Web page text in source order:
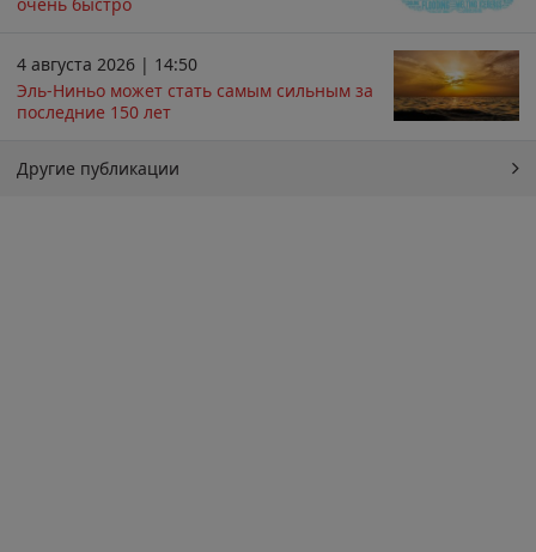
4 августа 2026 | 14:50
Эль-Ниньо может стать самым сильным за
последние 150 лет
Другие публикации